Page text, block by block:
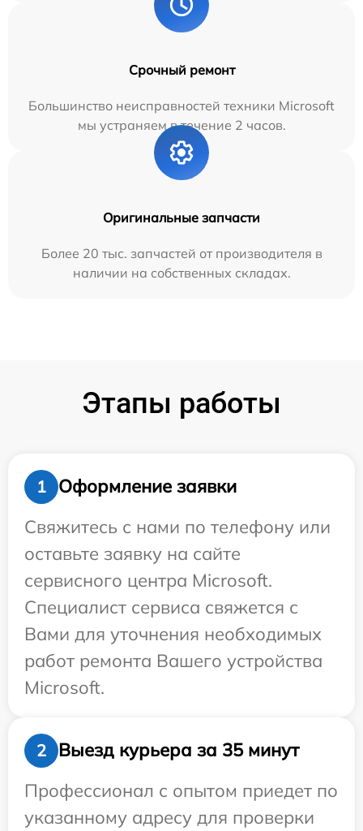
Срочный ремонт
Большинство неисправностей техники Microsoft
мы устраняем в течение 2 часов.
Оригинальные запчасти
Более 20 тыс. запчастей от производителя в
наличии на собственных складах.
Этапы работы
1
Оформление заявки
Свяжитесь с нами по телефону или
оставьте заявку на сайте
сервисного центра Microsoft.
Специалист сервиса свяжется с
Вами для уточнения необходимых
работ ремонта Вашего устройства
Microsoft.
2
Выезд курьера за 35 минут
Профессионал с опытом приедет по
указанному адресу для проверки